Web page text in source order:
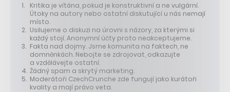
Kritika je vítána, pokud je konstruktivní a ne vulgární.
Útoky na autory nebo ostatní diskutující u nás nemají
místo.
Usilujeme o diskuzi na úrovni s názory, za kterými si
každý stojí. Anonymní účty proto neakceptujeme.
Fakta nad dojmy. Jsme komunita na faktech, ne
domněnkách. Nebojte se zdrojovat, odkazujte
a vzdělávejte ostatní.
Žádný spam a skrytý marketing.
Moderátoři CzechCrunche zde fungují jako kurátoři
kvality a mají právo veta.